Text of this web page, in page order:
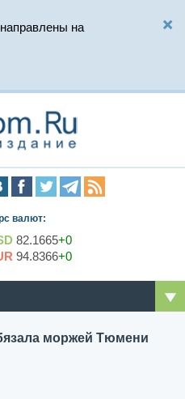
на
валют:
82.1665+0
94.8366+0
моржей Тюмени